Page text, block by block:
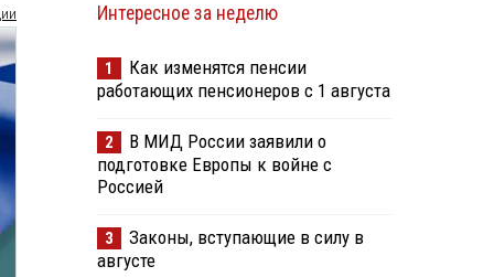
Интересное за неделю
1
Как изменятся пенсии
работающих пенсионеров с 1 августа
2
В МИД России заявили о
подготовке Европы к войне с
Россией
3
Законы, вступающие в силу в
августе